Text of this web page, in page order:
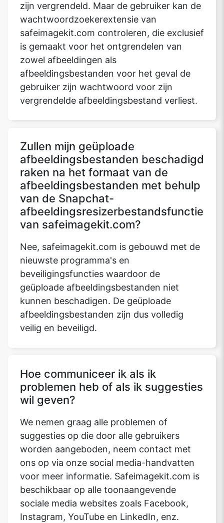
zijn vergrendeld. Maar de gebruiker kan de
wachtwoordzoekerextensie van
safeimagekit.com controleren, die exclusief
is gemaakt voor het ontgrendelen van
zowel afbeeldingen als
afbeeldingsbestanden voor het geval de
gebruiker zijn wachtwoord voor zijn
vergrendelde afbeeldingsbestand verliest.
Zullen mijn geüploade
afbeeldingsbestanden beschadigd
raken na het formaat van de
afbeeldingsbestanden met behulp
van de Snapchat-
afbeeldingsresizerbestandsfunctie
van safeimagekit.com?
Nee, safeimagekit.com is gebouwd met de
nieuwste programma's en
beveiligingsfuncties waardoor de
geüploade afbeeldingsbestanden niet
kunnen beschadigen. De geüploade
afbeeldingsbestanden zijn dus volledig
veilig en beveiligd.
Hoe communiceer ik als ik
problemen heb of als ik suggesties
wil geven?
We nemen graag alle problemen of
suggesties op die door alle gebruikers
worden aangeboden, neem contact met
ons op via onze social media-handvatten
voor meer informatie. Safeimagekit.com is
beschikbaar op alle toonaangevende
sociale media websites zoals Facebook,
Instagram, YouTube en LinkedIn, enz.